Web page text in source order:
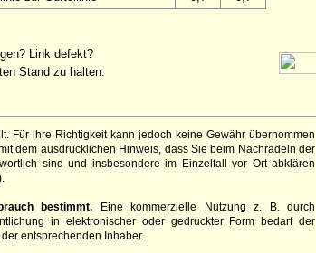
Link defekt?
Stand zu halten.
Für ihre Richtigkeit kann jedoch keine Gewähr übernommen
dem ausdrücklichen Hinweis, dass Sie beim Nachradeln der
sind und insbesondere im Einzelfall vor Ort abklären
bestimmt. Eine kommerzielle Nutzung z. B. durch
in elektronischer oder gedruckter Form bedarf der
entsprechenden Inhaber.